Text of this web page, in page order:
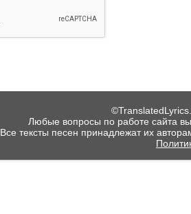
Любые вопросы по работе сайта
Все тексты песен принадлежат их